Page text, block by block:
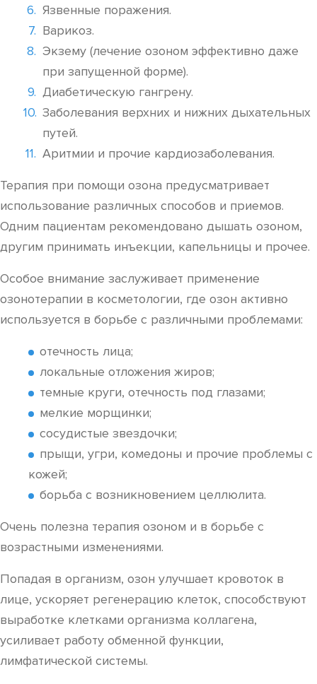
Язвенные поражения.
Варикоз.
Экзему (лечение озоном эффективно даже
при запущенной форме).
Диабетическую гангрену.
Заболевания верхних и нижних дыхательных
путей.
Аритмии и прочие кардиозаболевания.
Терапия при помощи озона предусматривает
использование различных способов и приемов.
Одним пациентам рекомендовано дышать озоном,
другим принимать инъекции, капельницы и прочее.
Особое внимание заслуживает применение
озонотерапии в косметологии, где озон активно
используется в борьбе с различными проблемами:
отечность лица;
локальные отложения жиров;
темные круги, отечность под глазами;
мелкие морщинки;
сосудистые звездочки;
прыщи, угри, комедоны и прочие проблемы с
кожей;
борьба с возникновением целлюлита.
Очень полезна терапия озоном и в борьбе с
возрастными изменениями.
Попадая в организм, озон улучшает кровоток в
лице, ускоряет регенерацию клеток, способствуют
выработке клетками организма коллагена,
усиливает работу обменной функции,
лимфатической системы.